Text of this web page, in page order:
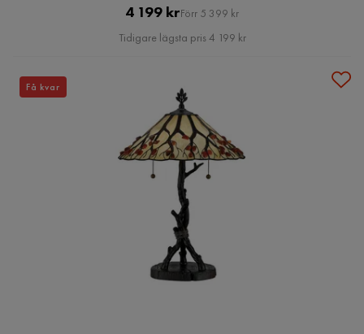
Pris
4 199 krOriginal
Pris
Förr 5 399 kr
Tidigare lägsta pris 4 199 kr
Få kvar